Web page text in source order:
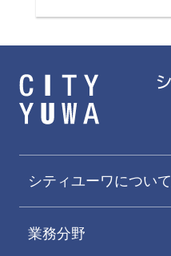
シティユーワについて
業務分野